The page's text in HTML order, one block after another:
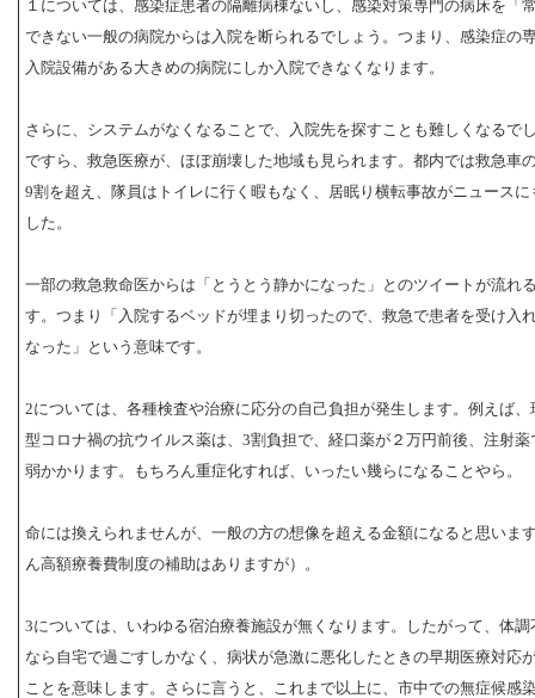
１については、感染症患者の隔離病棟ないし、感染対策専門の病床を「
できない一般の病院からは入院を断られるでしょう。つまり、感染症の
入院設備がある大きめの病院にしか入院できなくなります。
さらに、システムがなくなることで、入院先を探すことも難しくなるで
ですら、救急医療が、ほぼ崩壊した地域も見られます。都内では救急車
9割を超え、隊員はトイレに行く暇もなく、居眠り横転事故がニュースに
した。
一部の救急救命医からは「とうとう静かになった」とのツイートが流れ
す。つまり「入院するベッドが埋まり切ったので、救急で患者を受け入
なった」という意味です。
2については、各種検査や治療に応分の自己負担が発生します。例えば、
型コロナ禍の抗ウイルス薬は、3割負担で、経口薬が２万円前後、注射薬
弱かかります。もちろん重症化すれば、いったい幾らになることやら。
命には換えられませんが、一般の方の想像を超える金額になると思いま
ん高額療養費制度の補助はありますが）。
3については、いわゆる宿泊療養施設が無くなります。したがって、体調
なら自宅で過ごすしかなく、病状が急激に悪化したときの早期医療対応
ことを意味します。さらに言うと、これまで以上に、市中での無症候感